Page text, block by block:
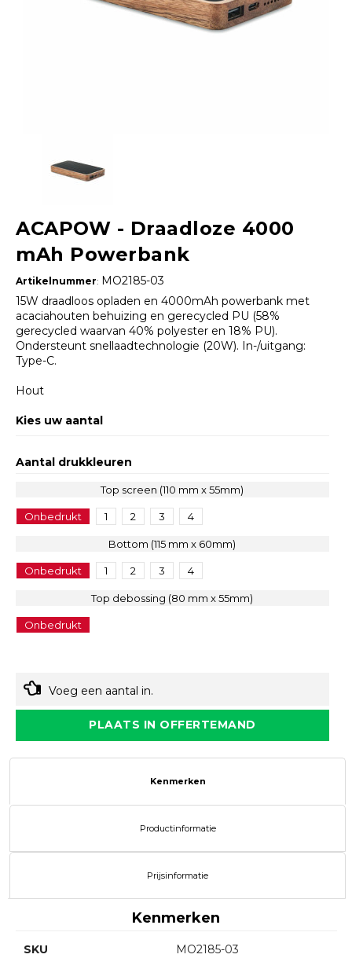
ACAPOW - Draadloze 4000
mAh Powerbank
Artikelnummer: MO2185-03
15W draadloos opladen en 4000mAh powerbank met
acaciahouten behuizing en gerecycled PU (58%
gerecycled waarvan 40% polyester en 18% PU).
Ondersteunt snellaadtechnologie (20W). In-/uitgang:
Type-C.
Hout
Kies uw aantal
Aantal drukkleuren
Top screen (110 mm x 55mm)
Onbedrukt 1 2 3 4
Bottom (115 mm x 60mm)
Onbedrukt 1 2 3 4
Top debossing (80 mm x 55mm)
Onbedrukt
Voeg een aantal in.
PLAATS IN OFFERTEMAND
Kenmerken
Productinformatie
Prijsinformatie
Kenmerken
SKU MO2185-03